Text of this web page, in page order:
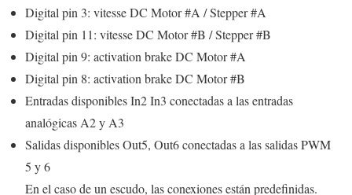
Digital pin 3: vitesse DC Motor #A / Stepper #A
Digital pin 11: vitesse DC Motor #B / Stepper #B
Digital pin 9: activation brake DC Motor #A
Digital pin 8: activation brake DC Motor #B
Entradas disponibles In2 In3 conectadas a las entradas
analógicas A2 y A3
Salidas disponibles Out5, Out6 conectadas a las salidas PWM
5 y 6
En el caso de un escudo, las conexiones están predefinidas.